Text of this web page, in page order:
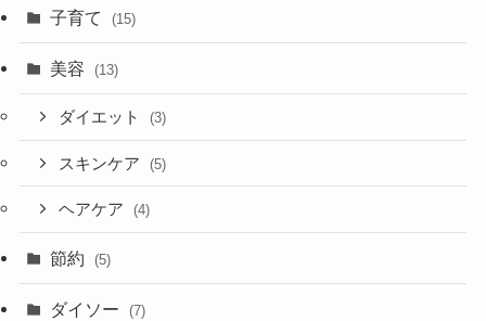
子育て (15)
美容 (13)
ダイエット (3)
スキンケア (5)
ヘアケア (4)
節約 (5)
ダイソー (7)